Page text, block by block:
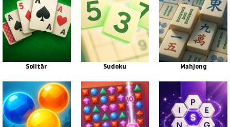
Solitär Sudoku Mahjong